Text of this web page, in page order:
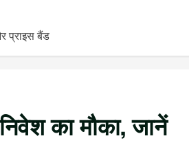
प्राइस बैंड
का मौका, जानें